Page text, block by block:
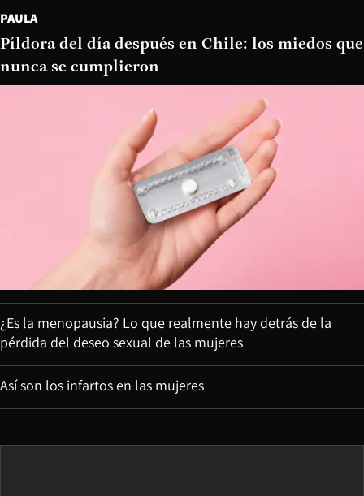
PAULA
Píldora del día después en Chile: los miedos que
nunca se cumplieron
¿Es la menopausia? Lo que realmente hay detrás de la
pérdida del deseo sexual de las mujeres
Así son los infartos en las mujeres